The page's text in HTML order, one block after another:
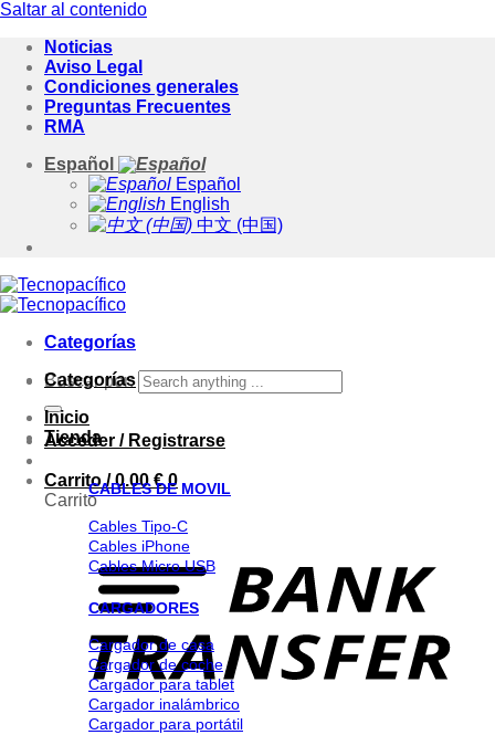
Saltar al contenido
Noticias
Aviso Legal
Condiciones generales
Preguntas Frecuentes
RMA
Español
Español
English
中文 (中国)
Categorías
Buscar por:
Acceder / Registrarse
Carrito /0.00€ 0
Carrito
Categorías
Inicio
Tienda
CABLES DE MOVIL
Cables Tipo-C
Cables iPhone
Cables Micro USB
CARGADORES
Cargador de casa
Cargador de coche
Cargador para tablet
Cargador inalámbrico
Cargador para portátil